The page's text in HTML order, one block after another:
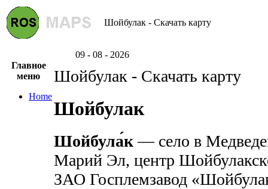
Шойбулак - Скачать карту
09 - 08 - 2026
Главное
меню
Home
Шойбулак - Скачать карту
Шойбулак
Шойбула́к — село в
Марий Эл, центр
ЗАО Госплемзавод